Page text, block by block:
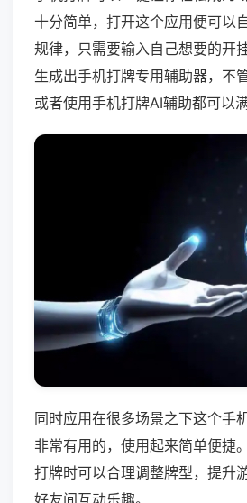
十分简单，打开这个应用便可以
规律，只需要输入自己想要的开
生成出手机打牌专用辅助器，不
或者使用手机打牌AI辅助都可以满
同时应用在很多场景之下这个手
非常有用的，使用起来简单便捷
打牌时可以合理调整牌型，提升